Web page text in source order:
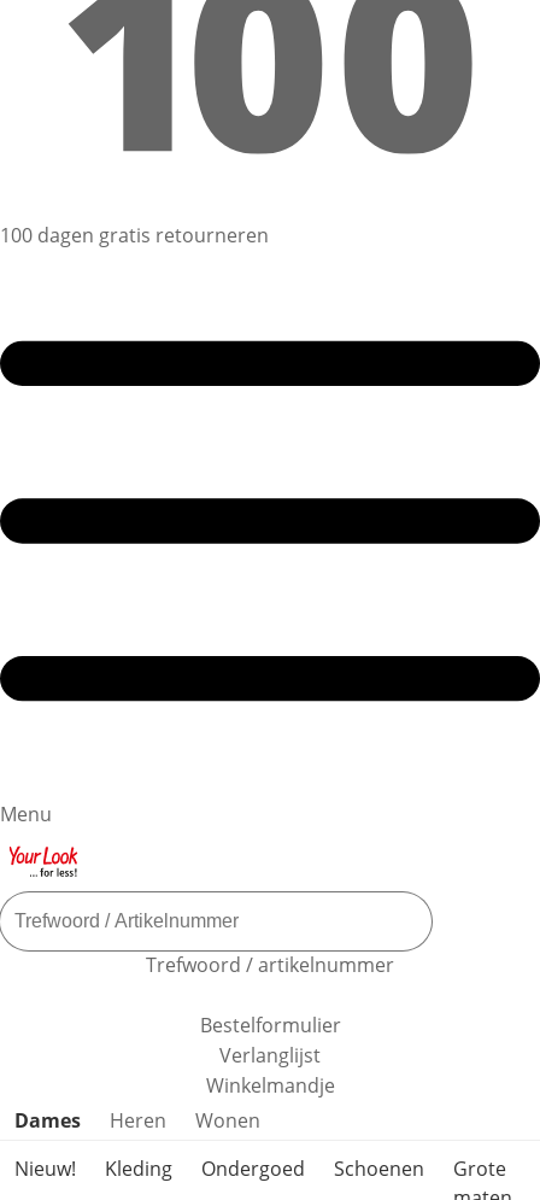
100 dagen gratis retourneren
Menu
Trefwoord / artikelnummer
Bestelformulier
Verlanglijst
Winkelmandje
Productcategorieën overslaan
Dames Heren
Wonen
Nieuw!
Kleding Ondergoed Schoenen
Grote